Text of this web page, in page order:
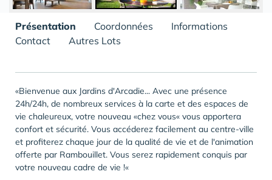
Présentation Coordonnées
Informations
Contact
Autres Lots
«Bienvenue aux Jardins d'Arcadie... Avec une présence
24h/24h, de nombreux services à la carte et des espaces de
vie chaleureux, votre nouveau «chez vous« vous apportera
confort et sécurité. Vous accéderez facilement au centre-ville
et profiterez chaque jour de la qualité de vie et de l'animation
offerte par Rambouillet. Vous serez rapidement conquis par
votre nouveau cadre de vie !«